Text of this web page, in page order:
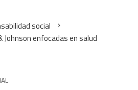
social
Johnson enfocadas en salud